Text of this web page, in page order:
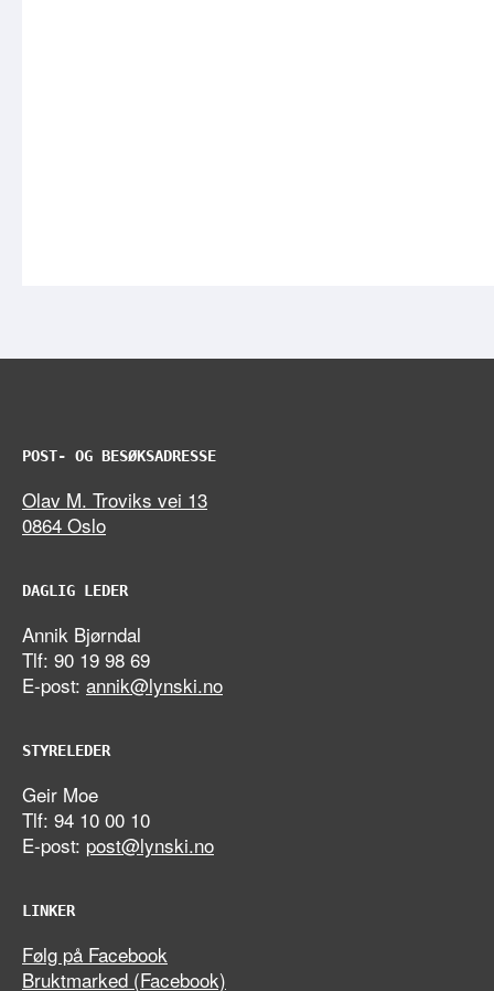
POST- OG BESØKSADRESSE
Olav M. Troviks vei 13
0864 Oslo
DAGLIG LEDER
Annik Bjørndal
Tlf: 90 19 98 69
E-post: annik@lynski.no
STYRELEDER
Geir Moe
Tlf: 94 10 00 10
E-post: post@lynski.no
LINKER
Følg på Facebook
Bruktmarked (Facebook)